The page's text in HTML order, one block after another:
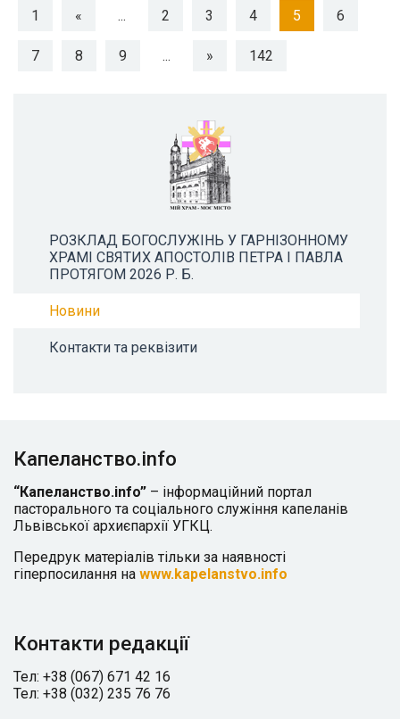
1 « ... 2 3 4 5 6
7 8 9 ... » 142
РОЗКЛАД БОГОСЛУЖІНЬ У ГАРНІЗОННОМУ
ХРАМІ СВЯТИХ АПОСТОЛІВ ПЕТРА І ПАВЛА
ПРОТЯГОМ 2026 Р. Б.
Новини
Контакти та реквізити
Капеланство.info
“Капеланство.info” – інформаційний портал
пасторального та соціального служіння капеланів
Львівської архиєпархії УГКЦ.
Передрук матеріалів тільки за наявності
гіперпосилання на www.kapelanstvo.info
Контакти редакції
Тел: +38 (067) 671 42 16
Тел: +38 (032) 235 76 76